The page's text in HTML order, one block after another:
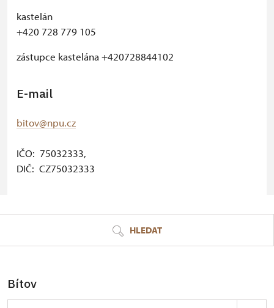
kastelán
+420 728 779 105
zástupce kastelána +420728844102
E-mail
bitov@npu.cz
IČO: 75032333,
DIČ: CZ75032333
HLEDAT
Bítov